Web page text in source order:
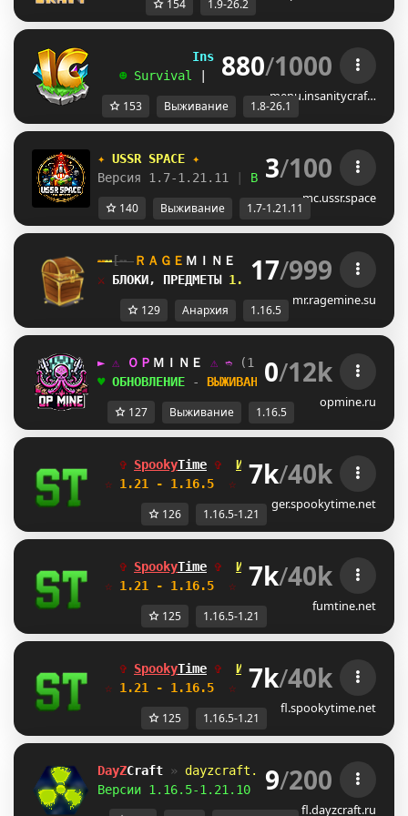
154 1.9-26.2
InsanityCraft || 1.8 - 26.1
☻ Survival Factions | Skyblock
880/1000
menu.insanitycraf…
153 Выживание 1.8-26.1
✦ USSR SPACE ✦
Версия 1.7-1.21.11
Выживание | Приваты
3/100
mc.ussr.space
140 Выживание 1.7-1.21.11
╌╌[╌ ＲＡＧＥ ＭＩＮＥ ⚔ ВСЕМ ДОНАТ:
/ＦＲＥ
⚔ БЛОКИ, ПРЕДМЕТЫ 1.16.5+ ⑀ КРУТЫЕ /
17/999
mr.ragemine.su
129 Анархия 1.16.5
► ⚠ ＯＰ ＭＩＮＥ ⚠ ➬ (1.16.5) БЫЛ ВАЙП:
♥ ОБНОВЛЕНИЕ - ВЫЖИВАНИЕ,АНАРХИЯ /ＶＩＰ
0/12k
opmine.ru
127 Выживание 1.16.5
✞ SpookyTime ✞ Идеальные режимы
☆ 1.21 - 1.16.5 ☆ для тебя и друзей!
7k/40k
ger.spookytime.net
126 1.16.5-1.21
✞ SpookyTime ✞ Идеальные режимы
☆ 1.21 - 1.16.5 ☆ для тебя и друзей!
7k/40k
fumtine.net
125 1.16.5-1.21
✞ SpookyTime ✞ Идеальные режимы
☆ 1.21 - 1.16.5 ☆ для тебя и друзей!
7k/40k
fl.spookytime.net
125 1.16.5-1.21
DayZCraft »
dayzcraft.ru
Версии 1.16.5-1.21.10
| Зомби апокалипсис!
9/200
fl.dayzcraft.ru